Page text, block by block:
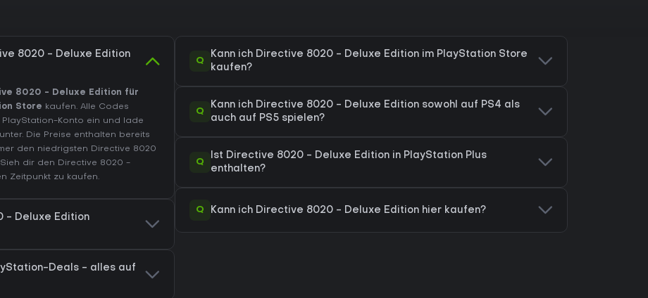
8020 - Deluxe Edition
8020 - Deluxe Edition für
Store kaufen. Alle Codes
Konto ein und lade
Die Preise enthalten bereits
den niedrigsten Directive 8020
dir den Directive 8020 -
Zeitpunkt zu kaufen.
- Deluxe Edition
Deals - alles auf
Q
Kann ich Directive 8020 - Deluxe Edition im PlayStation Store
kaufen?
Q
Kann ich Directive 8020 - Deluxe Edition sowohl auf PS4 als
auch auf PS5 spielen?
Q
Ist Directive 8020 - Deluxe Edition in PlayStation Plus
enthalten?
Q Kann ich Directive 8020 - Deluxe Edition hier kaufen?